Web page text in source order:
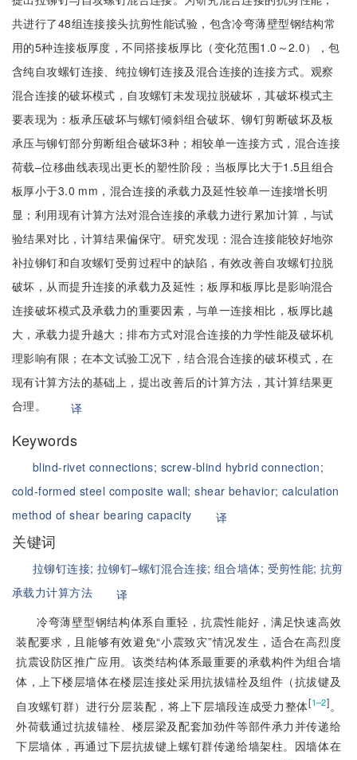
共进行了48组连接接头抗剪性能试验，包含冷弯薄壁型钢结构常
用的5种连接板厚度，不同搭接板厚比（变化范围1.0～2.0），包
含纯自攻螺钉连接、纯拉铆钉连接及混合连接的连接方式。观察
混合连接的破坏模式，自攻螺钉未发现拉脱破坏，其破坏模式主
要表现为：板承压破坏与螺钉倾斜组合破坏、铆钉剪断破坏及板
承压与铆钉部分剪断组合破坏3种；相较单一连接方式，混合连接
荷载–位移曲线表现出更长的塑性阶段；当板厚比大于1.5且组合
板厚小于3.0 mm，混合连接的承载力及延性较单一连接增长明
显；利用现有计算方法对混合连接的承载力进行累加计算，与试
验结果对比，计算结果偏保守。研究发现：混合连接能较好地弥
补拉铆钉和自攻螺钉受剪过程中的缺陷，有效改善自攻螺钉拉脱
破坏，从而提升连接的承载力及延性；板厚和板厚比是影响混合
连接破坏模式及承载力的重要因素，与单一连接相比，板厚比越
大，承载力提升越大；排布方式对混合连接的力学性能及破坏机
理影响有限；在本文试验工况下，结合混合连接的破坏模式，在
现有计算方法的基础上，提出改善后的计算方法，其计算结果更
合理。
译
Keywords
blind-rivet connections; screw-blind hybrid connection;
cold-formed steel composite wall;shear behavior;calculation
method of shear bearing capacity
译
关键词
拉铆钉连接; 拉铆钉–螺钉混合连接; 组合墙体; 受剪性能;抗剪
承载力计算方法
译
冷弯薄壁型钢结构体系自重轻，抗震性能好，满足快速高效
装配要求，且能够有效避免“小震致灾”情况发生，适合在高烈度
抗震设防区推广应用。该类结构体系最重要的承载构件为组合墙
体，上下楼层墙体在楼层连接处采用抗拔锚栓及组件（抗拔键及
自攻螺钉群）进行分层装配，将上下层墙段连成受力整体[1–2]。
外荷载通过抗拔锚栓、楼层梁及配套加劲件等部件承力并传递给
下层墙体，再通过下层抗拔键上螺钉群传递给墙架柱。因墙体在